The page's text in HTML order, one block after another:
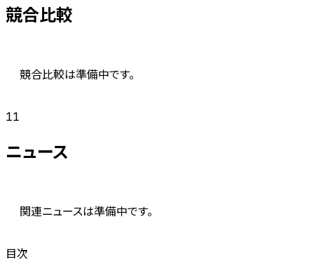
競合比較
競合比較は準備中です。
11
ニュース
関連ニュースは準備中です。
目次